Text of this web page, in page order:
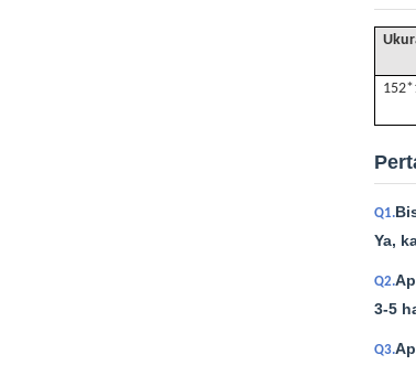
Q1.
Ya,
Q2.
3-5
Q3.